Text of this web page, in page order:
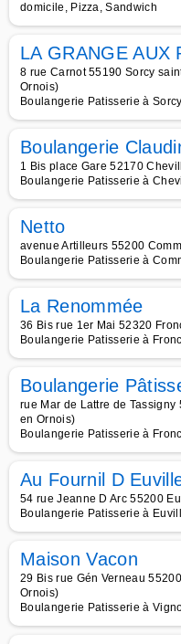
domicile, Pizza, Sandwich
LA GRANGE AUX
8 rue Carnot 55190 Sorcy
Ornois)
Boulangerie Patisserie à
Boulangerie
1 Bis place Gare 52170
Boulangerie Patisserie à
Netto
avenue Artilleurs 55200
Boulangerie Patisserie à
La Renommée
36 Bis rue 1er Mai 52320
Boulangerie Patisserie à
Boulangerie
rue Mar de Lattre de
en Ornois)
Boulangerie Patisserie à
Au Fournil D
54 rue Jeanne D Arc 55200
Boulangerie Patisserie à
Maison Vacon
29 Bis rue Gén Verneau
Ornois)
Boulangerie Patisserie à